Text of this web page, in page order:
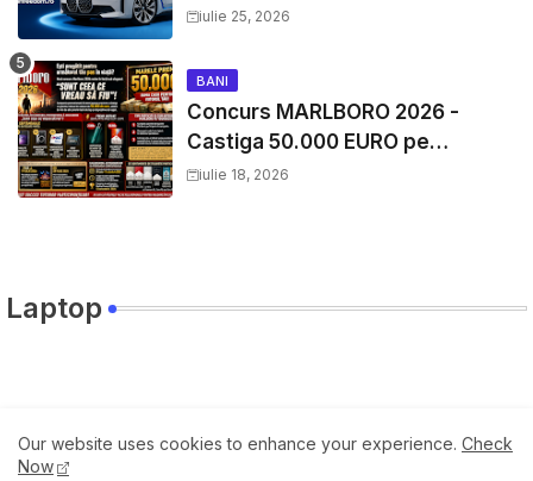
si mii de premii cash
iulie 25, 2026
BANI
Concurs MARLBORO 2026 -
Castiga 50.000 EURO pe
YourDecision.ro
iulie 18, 2026
Laptop
Travel
Our website uses cookies to enhance your experience. Check
Now